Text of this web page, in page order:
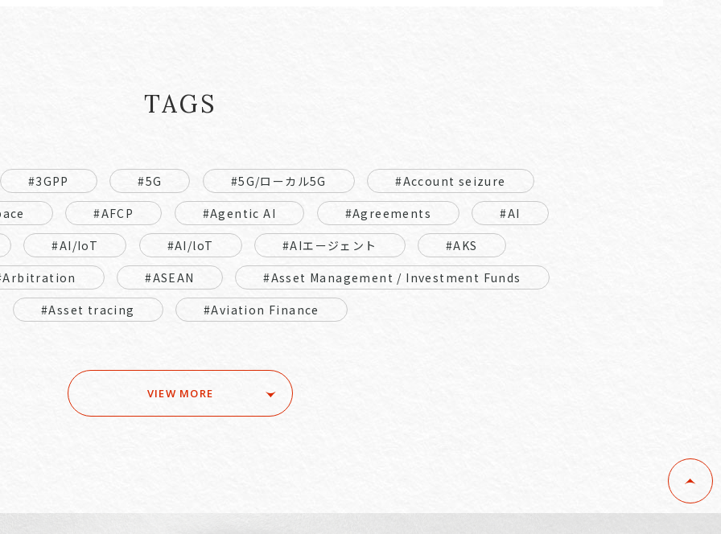
TAGS
#3GPP #5G #5G/ローカル5G
#Account seizure
#AFCP #Agentic AI #Agreements
#AI
#AI/IoT
#AI/loT #AIエージェント
#AKS
#ASEAN
#Asset Management / Investment Funds
#Asset tracing
#Aviation Finance
VIEW MORE